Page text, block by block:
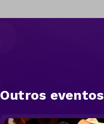
Outros eventos